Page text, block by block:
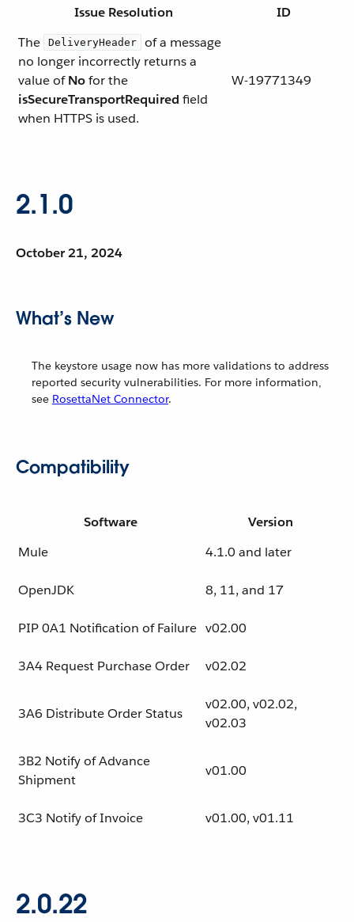
Issue Resolution
ID
The
DeliveryHeader
of a message
no longer incorrectly returns a
value ofNofor the
isSecureTransportRequired field
when HTTPS is used.
W-19771349
2.1.0
October 21, 2024
What’s New
The keystore usage now has more validations to address
reported security vulnerabilities. For more information,
see RosettaNet Connector.
Compatibility
Software
Version
Mule
4.1.0 and later
OpenJDK 8, 11, and 17
PIP 0A1 Notification of Failure v02.00
3A4 Request Purchase Order v02.02
3A6 Distribute Order Status
v02.00, v02.02,
v02.03
3B2 Notify of Advance
Shipment
v01.00
3C3 Notify of Invoice v01.00, v01.11
2.0.22